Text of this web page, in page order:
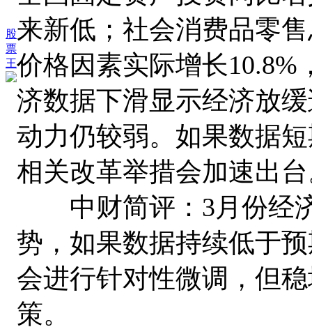
股
票
王
来新低；社会消费品零
价格因素实际增长
济数据下滑显示经济放
动力仍较弱。如果数据
相关改革举措会加速出
中财简评：3月份经
势，如果数据持续低于
会进行针对性微调，但
策。